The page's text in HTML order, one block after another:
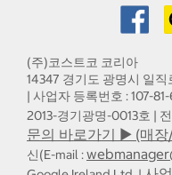
(주)코스트코 코리아
14347 경기도 광명시 일
| 사업자 등록번호 : 107-
2013-경기광명-0013호 |
문의 바로가기 ▶ (매장
신(E-mail :